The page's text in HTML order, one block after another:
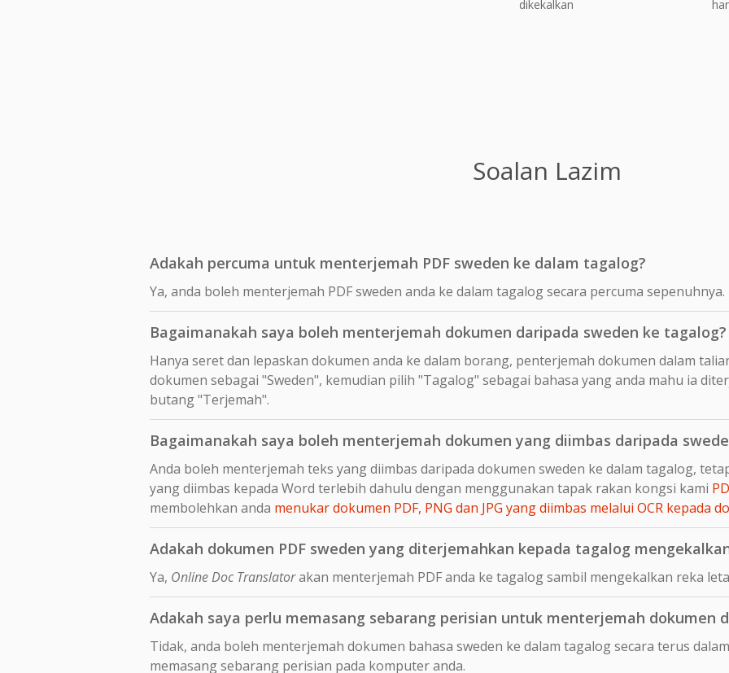
dikekalkan
Soalan Lazim
Adakah percuma untuk menterjemah PDF sweden ke dalam tagalog?
Ya, anda boleh menterjemah PDF sweden anda ke dalam tagalog secara percuma sepenuhnya.
Bagaimanakah saya boleh menterjemah dokumen daripada sweden ke tagalog?
Hanya seret dan lepaskan dokumen anda ke dalam borang, penterjemah dokumen dalam
dokumen sebagai "Sweden", kemudian pilih "Tagalog" sebagai bahasa yang anda mahu ia
butang "Terjemah".
Bagaimanakah saya boleh menterjemah dokumen yang diimbas daripada
Anda boleh menterjemah teks yang diimbas daripada dokumen sweden ke dalam tagalog,
yang diimbas kepada Word terlebih dahulu dengan menggunakan tapak rakan kongsi kami
membolehkan anda menukar dokumen PDF, PNG dan JPG yang diimbas melalui OCR kepada
Adakah dokumen PDF sweden yang diterjemahkan kepada tagalog
Ya, Online Doc Translatorakan menterjemah PDF anda ke tagalog sambil mengekalkan reka
Adakah saya perlu memasang sebarang perisian untuk menterjemah dokumen
Tidak, anda boleh menterjemah dokumen bahasa sweden ke dalam tagalog secara terus
memasang sebarang perisian pada komputer anda.